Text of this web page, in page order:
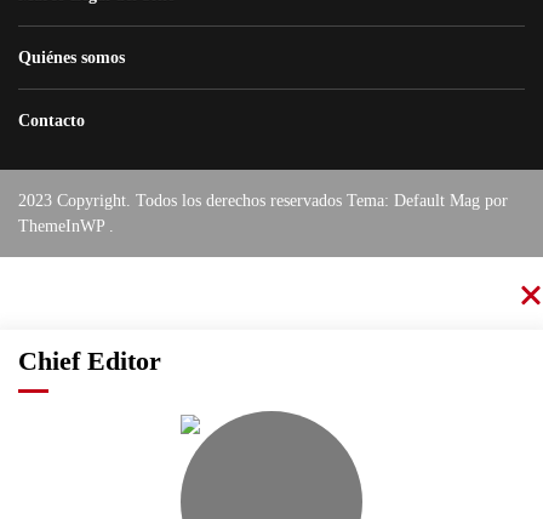
Quiénes somos
Contacto
2023 Copyright. Todos los derechos reservados Tema: Default Mag por
ThemeInWP
Chief Editor